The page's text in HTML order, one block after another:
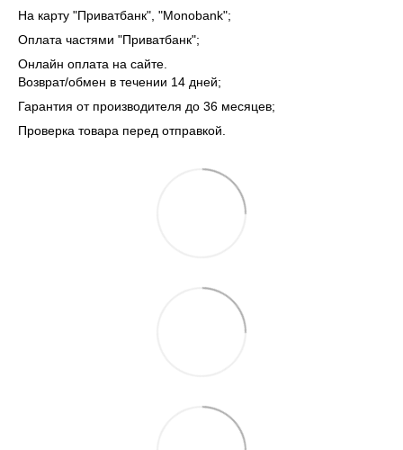
На карту "Приватбанк", "Monobank";
Оплата частями "Приватбанк";
Онлайн оплата на сайте.
Возврат/обмен в течении 14 дней;
Гарантия от производителя до 36 месяцев;
Проверка товара перед отправкой.